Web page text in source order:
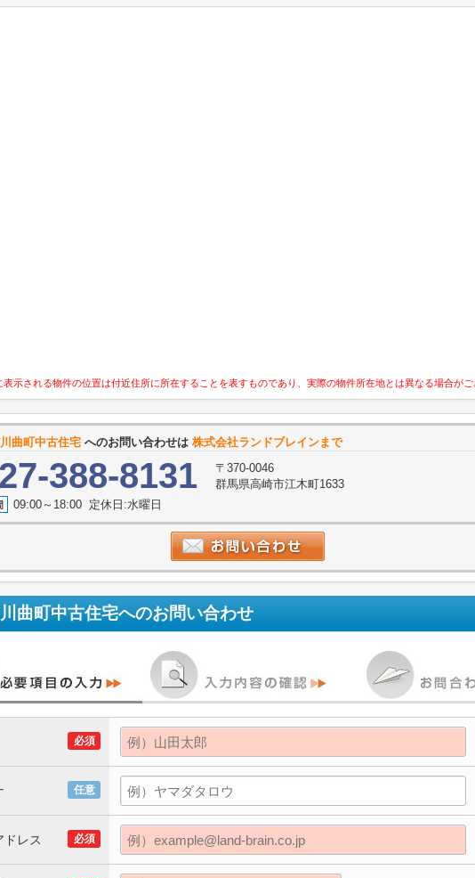
示される物件の位置は付近住所に所在することを表すものであり、実際の物件所在地とは異なる場合がご
曲町中古住宅 へのお問い合わせは 株式会社ランドブレインまで
388-8131
〒370-0046
群馬県高崎市江木町1633
09:00～18:00 定休日:水曜日
曲町中古住宅へのお問い合わせ
必須
任意
必須
ドレス